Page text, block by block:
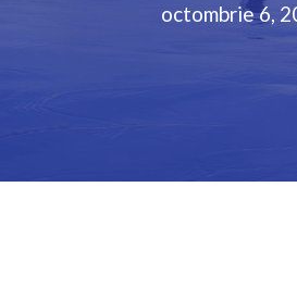
octombrie 6,